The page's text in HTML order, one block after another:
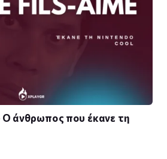
Ο άνθρωπος που έκανε τη